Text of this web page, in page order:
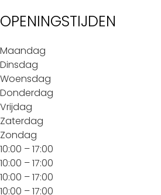
OPENINGSTIJDEN
Maandag
Dinsdag
Woensdag
Donderdag
Vrijdag
Zaterdag
Zondag
10:00 – 17:00
10:00 – 17:00
10:00 – 17:00
10:00 – 17:00